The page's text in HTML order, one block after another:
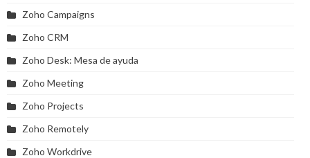
Zoho Campaigns
Zoho CRM
Zoho Desk: Mesa de ayuda
Zoho Meeting
Zoho Projects
Zoho Remotely
Zoho Workdrive